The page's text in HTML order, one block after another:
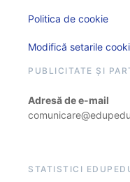
Politica de cookie
Modifică setarile
PUBLICITATE ȘI
Adresă de e-mail
STATISTICI